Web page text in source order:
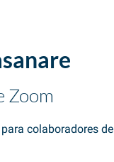
Zoom
colaboradores de